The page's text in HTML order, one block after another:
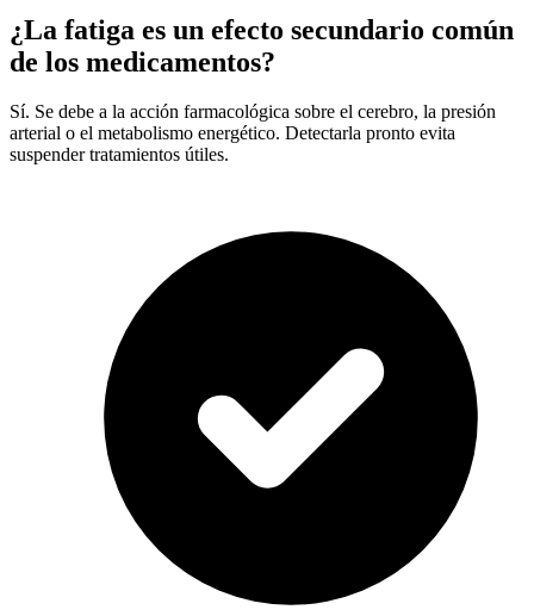
¿La fatiga es un efecto secundario común
de los medicamentos?
Sí. Se debe a la acción farmacológica sobre el cerebro, la presión
arterial o el metabolismo energético. Detectarla pronto evita
suspender tratamientos útiles.